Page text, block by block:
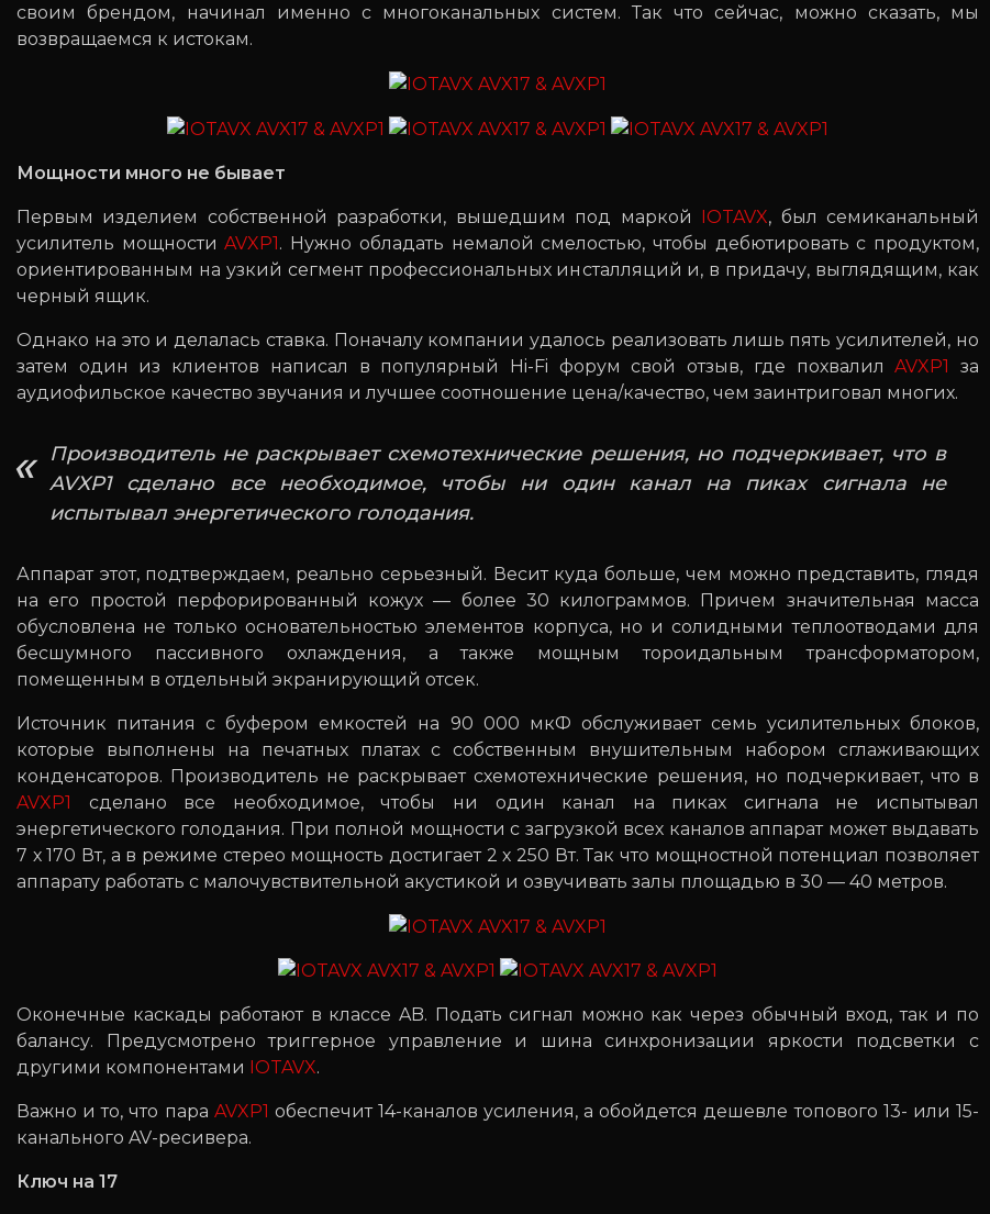
своим брендом, начинал именно с многоканальных систем. Так что сейчас, можно сказать, мы
возвращаемся к истокам.
Мощности много не бывает
Первым изделием собственной разработки, вышедшим под маркой IOTAVX, был семиканальный
усилитель мощностиAVXP1. Нужно обладать немалой смелостью, чтобы дебютировать с продуктом,
ориентированным на узкий сегмент профессиональных инсталляций и, в придачу, выглядящим, как
черный ящик.
Однако на это и делалась ставка. Поначалу компании удалось реализовать лишь пять усилителей, но
затем один из клиентов написал в популярный Hi-Fi форум свой отзыв, где похвалилAVXP1
за
аудиофильское качество звучания и лучшее соотношение цена/качество, чем заинтриговал многих.
Производитель не раскрывает схемотехнические решения, но подчеркивает, что в
AVXP1 сделано все необходимое, чтобы ни один канал на пиках сигнала не
испытывал энергетического голодания.
Аппарат этот, подтверждаем, реально серьезный. Весит куда больше, чем можно представить, глядя
на его простой перфорированный кожух — более 30 килограммов. Причем значительная масса
обусловлена не только основательностью элементов корпуса, но и солидными теплоотводами для
бесшумного пассивного охлаждения, а также мощным тороидальным трансформатором,
помещенным в отдельный экранирующий отсек.
Источник питания с буфером емкостей на 90 000 мкФ обслуживает семь усилительных блоков,
которые выполнены на печатных платах с собственным внушительным набором сглаживающих
конденсаторов. Производитель не раскрывает схемотехнические решения, но подчеркивает, что в
AVXP1
сделано все необходимое, чтобы ни один канал на пиках сигнала не испытывал
энергетического голодания. При полной мощности с загрузкой всех каналов аппарат может выдавать
7 х 170 Вт, а в режиме стерео мощность достигает 2 х 250 Вт. Так что мощностной потенциал позволяет
аппарату работать с малочувствительной акустикой и озвучивать залы площадью в 30 — 40 метров.
Оконечные каскады работают в классе AB. Подать сигнал можно как через обычный вход, так и по
балансу. Предусмотрено триггерное управление и шина синхронизации яркости подсветки с
другими компонентами IOTAVX.
Важно и то, что пара AVXP1 обеспечит 14-каналов усиления, а обойдется дешевле топового 13- или 15-
канального AV-ресивера.
Ключ на 17